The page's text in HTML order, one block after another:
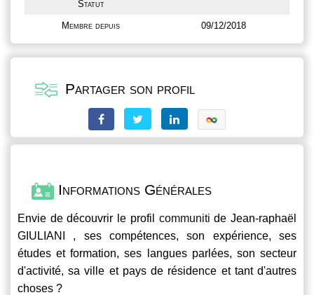
Statut
Membre depuis 09/12/2018
Partager son profil
Informations Générales
Envie de découvrir le profil communiti de Jean-raphaël
GIULIANI , ses compétences, son expérience, ses
études et formation, ses langues parlées, son secteur
d'activité, sa ville et pays de résidence et tant d'autres
choses ?